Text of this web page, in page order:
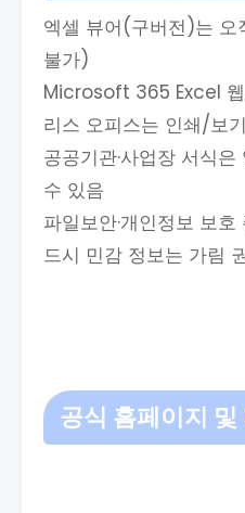
엑셀 뷰어(구버전)는 오
불가)
Microsoft 365 Excel 웹
리스 오피스는 인쇄/보
공공기관·사업장 서식
수 있음
파일보안·개인정보 보
드시 민감 정보는 가림
공식 홈페이지